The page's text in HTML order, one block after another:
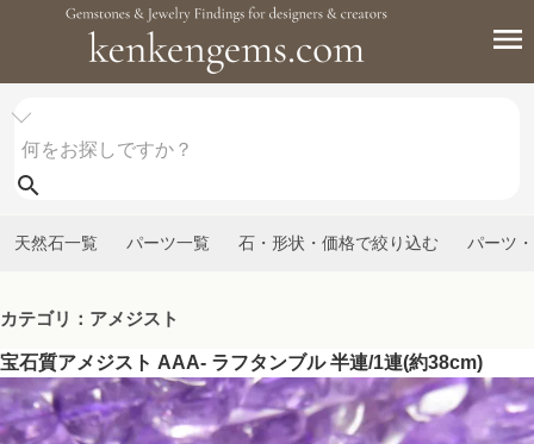
天然石一覧 パーツ一覧 石・形状・価格で絞り込む パーツ
カテゴリ：アメジスト
宝石質アメジスト AAA- ラフタンブル 半連/1連(約38cm)